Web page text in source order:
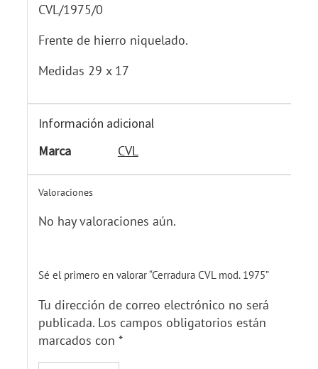
CVL/1975/0
Frente de hierro niquelado.
Medidas 29 x 17
Información adicional
Marca
CVL
Valoraciones
No hay valoraciones aún.
Sé el primero en valorar “Cerradura CVL mod. 1975”
Tu dirección de correo electrónico no será
publicada.Los campos obligatorios están
marcados con *